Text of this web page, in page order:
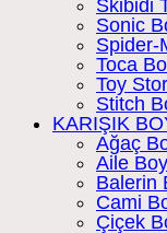
Skibidi
Sonic
Spider-
Toca
Toy
Stitch
KARIŞIK
Ağaç
Aile
Balerin
Cami
Çiçek